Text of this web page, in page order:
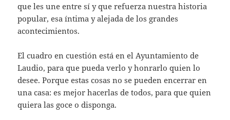
que les une entre sí y que refuerza nuestra historia
popular, esa íntima y alejada de los grandes
acontecimientos.
El cuadro en cuestión está en el Ayuntamiento de
Laudio, para que pueda verlo y honrarlo quien lo
desee. Porque estas cosas no se pueden encerrar en
una casa: es mejor hacerlas de todos, para que quien
quiera las goce o disponga.